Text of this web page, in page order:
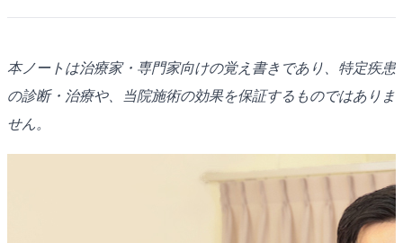
本ノートは治療家・専門家向けの覚え書きであり、特定疾患
の診断・治療や、当院施術の効果を保証するものではありま
せん。